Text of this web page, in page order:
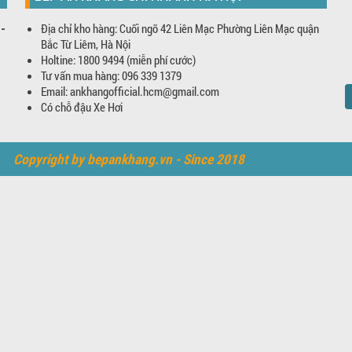
Địa chỉ kho hàng: Cuối ngõ 42 Liên Mạc Phường Liên Mạc quận
Bắc Từ Liêm, Hà Nội
Holtine: 1800 9494 (miễn phí cước)
Tư vấn mua hàng: 096 339 1379
Email: ankhangofficial.hcm@gmail.com
Có chỗ đậu Xe Hơi
Copyright by bepankhang.vn - Since 2018